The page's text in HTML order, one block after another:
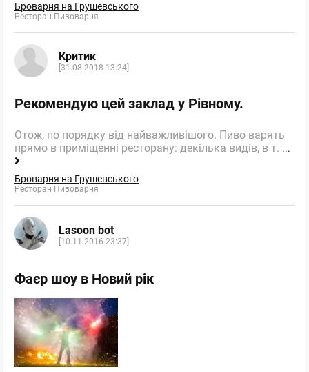
Броварня на Грушевського
Ресторан Пивоварня
Критик
[31.08.2018 13:24]
Рекомендую цей заклад у Рівному.
Отож, по порядку від найважливішого. Пиво варять
прямо в приміщенні ресторану: декілька видів, в т. ...
Броварня на Грушевського
Ресторан Пивоварня
Lasoon bot
[10.11.2016 23:37]
Фаєр шоу в Новий рік